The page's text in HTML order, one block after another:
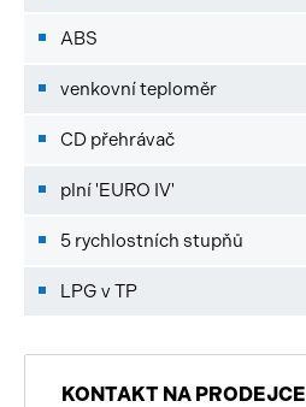
ABS
venkovní teploměr
CD přehrávač
plní 'EURO IV'
5 rychlostních stupňů
LPG v TP
KONTAKT NA PRODEJCE